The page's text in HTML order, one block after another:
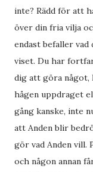
inte? Rädd för att
över din fria vilja
endast befaller
viset. Du har
dig att göra något,
hågen uppdraget
gång kanske, inte
att Anden blir
gör vad Anden vill.
och någon annan